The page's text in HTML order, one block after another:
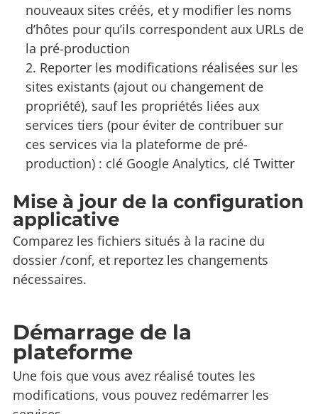
nouveaux sites créés, et y modifier les noms
d’hôtes pour qu’ils correspondent aux URLs de
la pré-production
Reporter les modifications réalisées sur les
sites existants (ajout ou changement de
propriété), sauf les propriétés liées aux
services tiers (pour éviter de contribuer sur
ces services via la plateforme de pré-
production) : clé Google Analytics, clé Twitter
Mise à jour de la configuration
applicative
Comparez les fichiers situés à la racine du
dossier /conf, et reportez les changements
nécessaires.
Démarrage de la
plateforme
Une fois que vous avez réalisé toutes les
modifications, vous pouvez redémarrer les